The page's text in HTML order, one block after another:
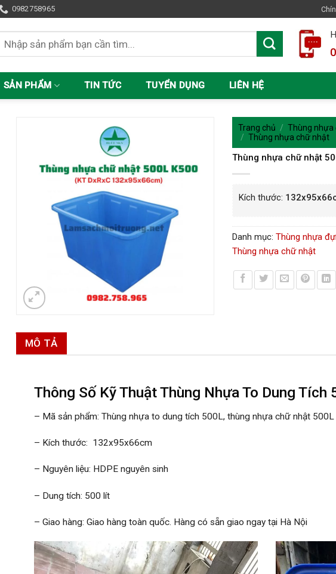
0982758965
Tìm
kiếm:
SẢN PHẨM TIN TỨC TUYỂN DỤNG LIÊN HỆ
Trang chủ / Thùng nhựa
/ Thùng nhựa chữ nhật
Thùng nhựa chữ nhật
Kích thước:
Danh mục:Thùng nhựa
Thùng nhựa chữ nhật
MÔ TẢ
Thông Số Kỹ Thuật Thùng Nhựa To Dung Tích
– Mã sản phẩm: Thùng nhựa to dung tích 500L, thùng nhựa chữ nhật 500L
– Kích thước: 132x95x66cm
– Nguyên liệu: HDPE nguyên sinh
– Dung tích: 500 lít
– Giao hàng: Giao hàng toàn quốc. Hàng có sẵn giao ngay tại Hà Nội